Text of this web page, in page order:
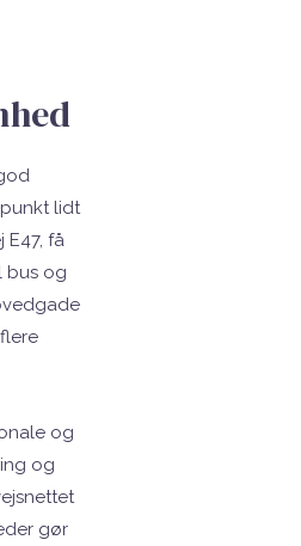
lidt
E47, få
bus og
og
og
gør